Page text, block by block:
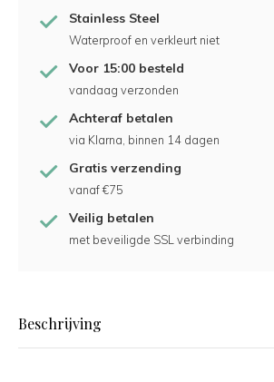
Stainless Steel
Waterproof en verkleurt niet
Voor 15:00 besteld
vandaag verzonden
Achteraf betalen
via Klarna, binnen 14 dagen
Gratis verzending
vanaf €75
Veilig betalen
met beveiligde SSL verbinding
Beschrijving